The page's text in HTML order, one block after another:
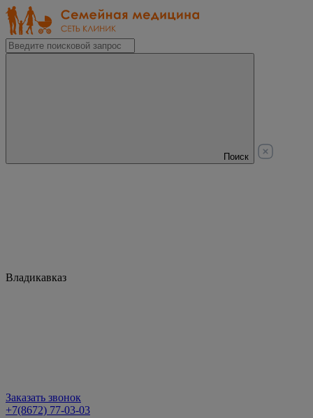
Поиск
Владикавказ
Заказать звонок
+7(8672) 77-03-03